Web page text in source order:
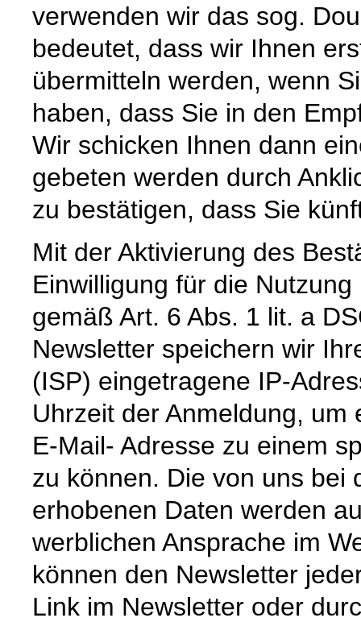
verwenden wir das sog.
bedeutet, dass wir Ihnen
übermitteln werden, wenn
haben, dass Sie in den
Wir schicken Ihnen dann
gebeten werden durch
zu bestätigen, dass Sie
Mit der Aktivierung des
Einwilligung für die
gemäß Art. 6 Abs. 1 lit. a
Newsletter speichern wir
(ISP) eingetragene IP-
Uhrzeit der Anmeldung,
E-Mail- Adresse zu einem
zu können. Die von uns bei
erhobenen Daten werden
werblichen Ansprache im
können den Newsletter
Link im Newsletter oder